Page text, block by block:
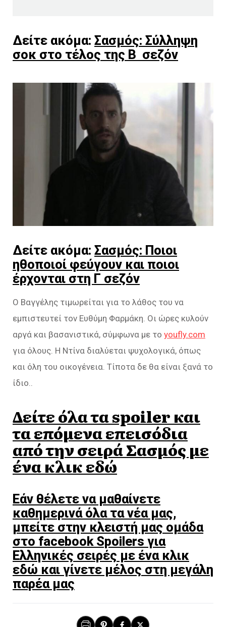
Δείτε ακόμα: Σασμός: Σύλληψη
σοκ στο τέλος της Β σεζόν
Δείτε ακόμα: Σασμός: Ποιοι
ηθοποιοί φεύγουν και ποιοι
έρχονται στη Γ σεζόν
Ο Βαγγέλης τιμωρείται για το λάθος του να
εμπιστευτεί τον Ευθύμη Φαρμάκη. Οι ώρες κυλούν
αργά και βασανιστικά, σύμφωνα με το youfly.com
για όλους. Η Ντίνα διαλύεται ψυχολογικά, όπως
και όλη του οικογένεια. Τίποτα δε θα είναι ξανά το
ίδιο..
Δείτε όλα τα spoiler και
τα επόμενα επεισόδια
από την σειρά Σασμός με
ένα κλικ εδώ
Εάν θέλετε να μαθαίνετε
καθημερινά όλα τα νέα μας,
μπείτε στην κλειστή μας ομάδα
στο facebook Spoilers για
Ελληνικές σειρές με ένα κλικ
εδώ και γίνετε μέλος στη μεγάλη
παρέα μας